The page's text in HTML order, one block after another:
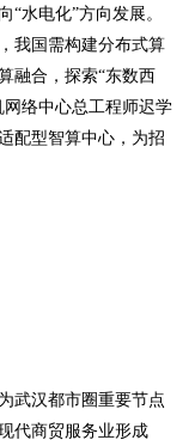
水电化”方向发展。
我国需构建分布式算
融合，探索“东数西
络中心总工程师迟学
配型智算中心，为招
武汉都市圈重要节点
代商贸服务业形成